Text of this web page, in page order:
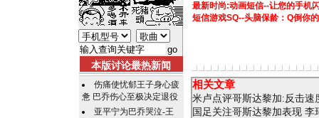
本版讨论最热新闻
伤痛使忧郁王子身心疲
惫 巴乔伤心至极决定退役
亚平宁为巴乔哭泣-王
最新时尚:动画短信--让您的手机
短信游戏SQ--头脑保龄：Q倒你
相关文章
米卢点评哥斯达黎加:反击速
国足关注哥斯达黎加表现